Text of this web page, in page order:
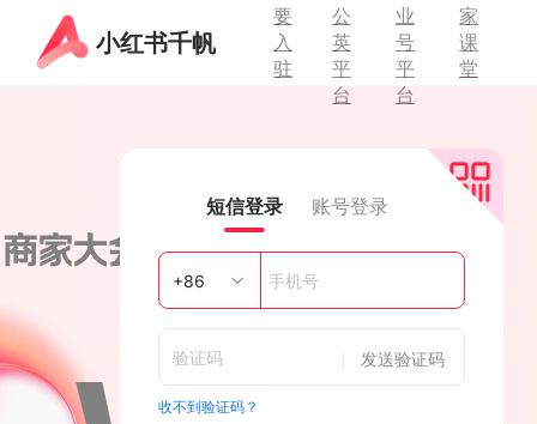
小红书千帆
要
入
驻
公
英
平
台
业
号
平
台
家
课
堂
短信登录 账号登录
发送验证码
收不到验证码？